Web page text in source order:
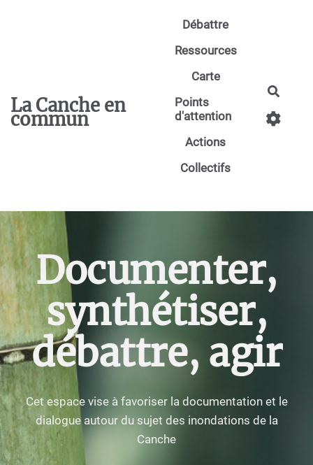
La Canche en
commun
Débattre
Ressources
Carte
Points
d'attention
Actions
Collectifs
Documenter,
synthétiser,
débattre, agir
Cet espace vise à favoriser la documentation et le
dialogue autour du sujet des inondations de la
Canche